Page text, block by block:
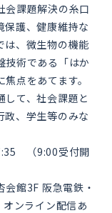
会課題解決の糸口
保護、健康維持な
は、微生物の機能
技術である「はか
点をあてます。
て、社会課題と
政、学生等のみな
（9:00受付開
会館3F 阪急電鉄・
ンライン配信あ